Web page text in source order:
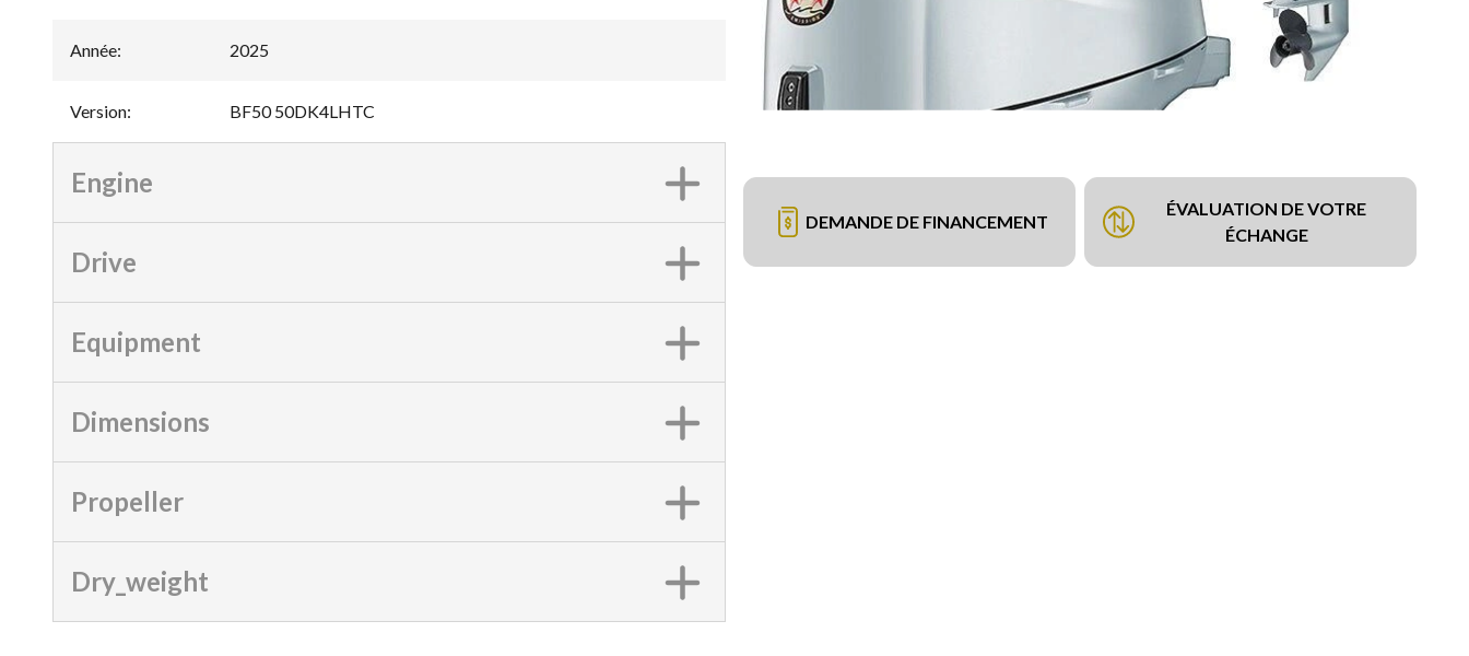
DEMANDE DE FINANCEMENT
ÉVALUATION DE VOTRE
ÉCHANGE
Année: 2025
Version: BF50 50DK4LHTC
Engine
Drive
Equipment
Dimensions
Propeller
Dry_weight